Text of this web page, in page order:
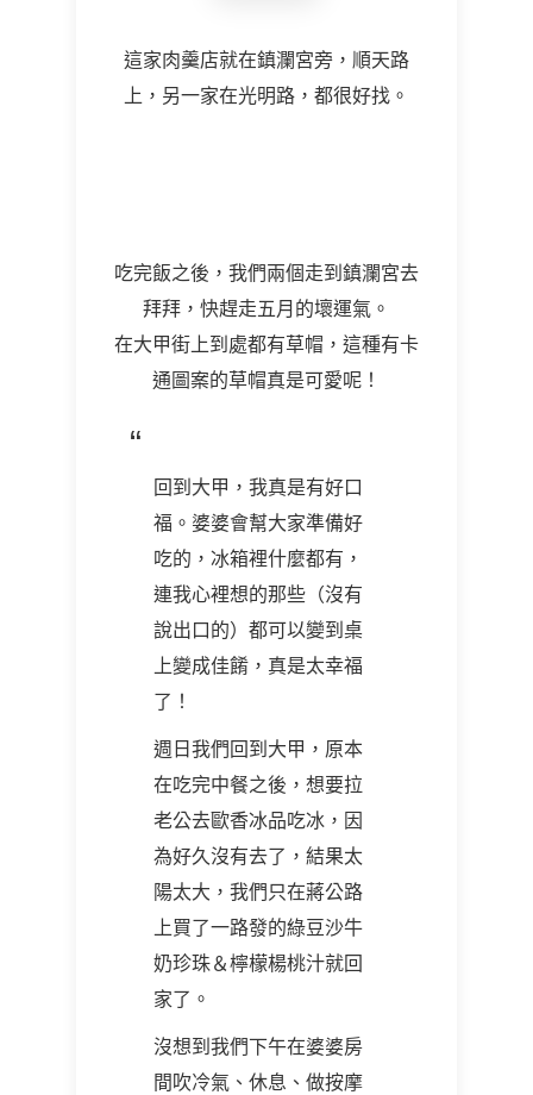
這家肉羹店就在鎮瀾宮旁，順天路
上，另一家在光明路，都很好找。
吃完飯之後，我們兩個走到鎮瀾宮去
拜拜，快趕走五月的壞運氣。
在大甲街上到處都有草帽，這種有卡
通圖案的草帽真是可愛呢！
回到大甲，我真是有好口
福。婆婆會幫大家準備好
吃的，冰箱裡什麼都有，
連我心裡想的那些（沒有
說出口的）都可以變到桌
上變成佳餚，真是太幸福
了！
週日我們回到大甲，原本
在吃完中餐之後，想要拉
老公去歐香冰品吃冰，因
為好久沒有去了，結果太
陽太大，我們只在蔣公路
上買了一路發的綠豆沙牛
奶珍珠＆檸檬楊桃汁就回
家了。
沒想到我們下午在婆婆房
間吹冷氣、休息、做按摩